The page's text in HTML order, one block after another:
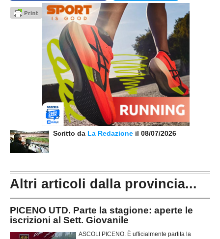
Scritto da La Redazione il 08/07/2026
Altri articoli dalla provincia...
PICENO UTD. Parte la stagione: aperte le
iscrizioni al Sett. Giovanile
ASCOLI PICENO. È ufficialmente partita la